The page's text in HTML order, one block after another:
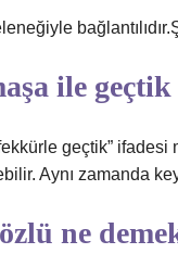
ile
geçtik”
Aynı zamanda
ne